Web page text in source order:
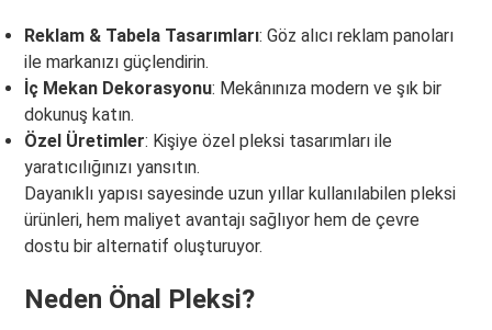
Reklam & Tabela Tasarımları: Göz alıcı reklam panoları
ile markanızı güçlendirin.
İç Mekan Dekorasyonu: Mekânınıza modern ve şık bir
dokunuş katın.
Özel Üretimler: Kişiye özel pleksi tasarımları ile
yaratıcılığınızı yansıtın.
Dayanıklı yapısı sayesinde uzun yıllar kullanılabilen pleksi
ürünleri, hem maliyet avantajı sağlıyor hem de çevre
dostu bir alternatif oluşturuyor.
Neden Önal Pleksi?